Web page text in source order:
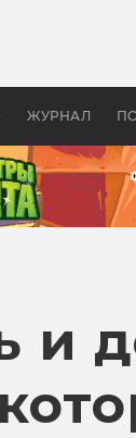
ЖУРНАЛ
бы
и